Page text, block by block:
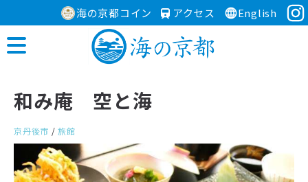
海の京都コイン アクセス English
和み庵 空と海
京丹後市 /旅館